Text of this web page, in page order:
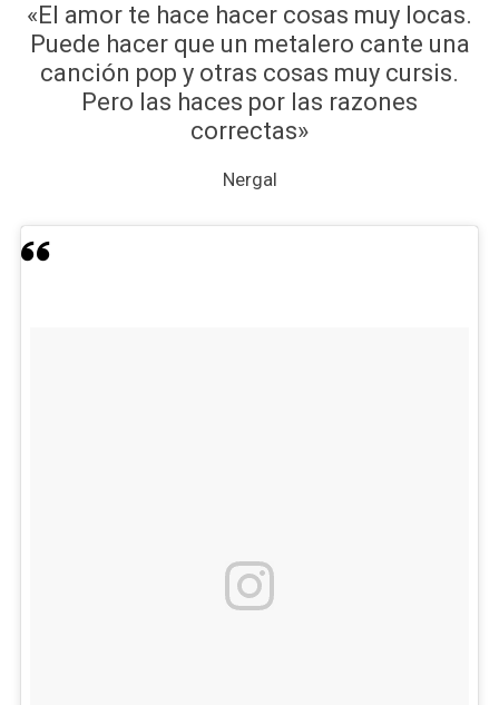
«El amor te hace hacer cosas muy locas.
Puede hacer que un metalero cante una
canción pop y otras cosas muy cursis.
Pero las haces por las razones
correctas»
Nergal